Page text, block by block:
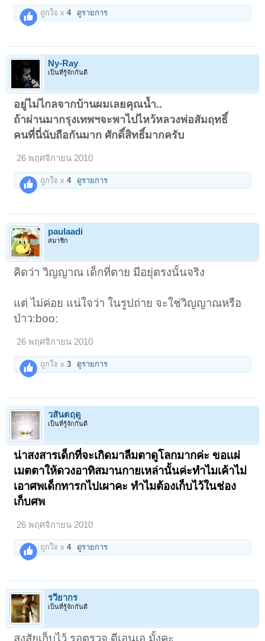
ถูกใจ x4 ดูรายการ
Ny-Ray
เป็นที่รู้จักกันดี
อยู่ไม่ไกลจากบ้านผมเลยคุณน้ำ..
ถ้าผ่านมากรุงเทพฯจะพาไปไหว้หลวงพ่อสัมฤทธิ์
คนที่นี่นับถือกันมาก ศักดิ์สิทธิ์มากครับ
26 พฤศจิกายน 2010
ถูกใจ x4 ดูรายการ
paulaadi
สมาชิก
คิดว่า วิญญาณ เด็กที่ตาย มีอยุ่ตรงนั้นจริง
แต่ ไม่ค่อย แน่ใจว่า ในรูปถ่าย จะใช่วิญญาณหรือ
ป่าว:boo:
26 พฤศจิกายน 2010
ถูกใจ x3 ดูรายการ
วสันตฤดู
เป็นที่รู้จักกันดี
น่าสงสารเด็กที่จะเกิดมาลืมตาดูโลกมากค่ะ ขอเเผ่
เมตตาให้ดวงอาทิสมานกายเหล่านั้นค่ะทำไมเค้าไม่
เอาศพเด็กทารกไปเผาคะ ทำไมต้องเก็บไว้ในช่อง
เก็บศพ
26 พฤศจิกายน 2010
ถูกใจ x4 ดูรายการ
รวียากร
เป็นที่รู้จักกันดี
สงสัยเก็บไว้ รอตรวจ ดีเอนเอ มั้งคะ